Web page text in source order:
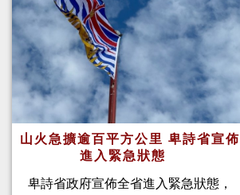
山火急擴逾百平方公里 卑詩省宣佈
進入緊急狀態
卑詩省政府宣佈全省進入緊急狀態，